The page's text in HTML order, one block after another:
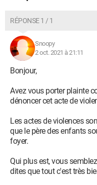
RÉPONSE 1 / 1
Snoopy
2 oct. 2021 à 21:11
Bonjour,
Avez vous porter plainte
dénoncer cet acte de
Les actes de violences
que le père des enfants
foyer.
Qui plus est, vous
dites que tout c'est très